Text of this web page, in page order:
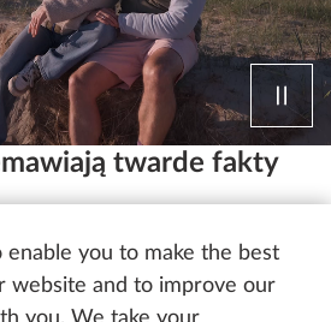
enable you to make the best
website and to improve our
twarde fakty
oferta: to tylko trzy z wielu
warto wybrać Hobby. Chcesz
Poznaj teraz wszystkie